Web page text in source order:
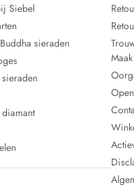
Siebel
sieraden